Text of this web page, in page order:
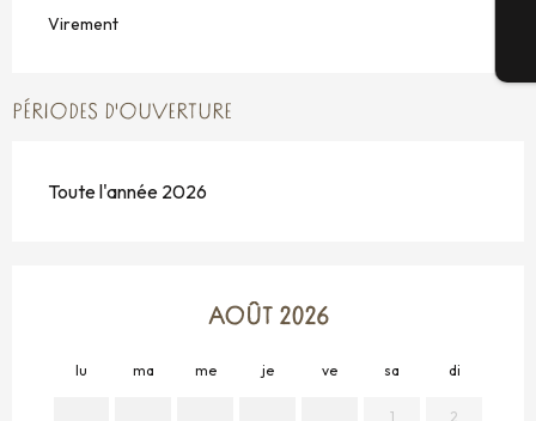
Virement
PÉRIODES D'OUVERTURE
Toute l'année 2026
AOÛT 2026
lu ma me je ve sa di
1 2